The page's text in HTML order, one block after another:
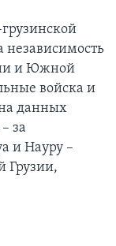
независимость
и Южной
войска и
данных
за
и Науру –
Грузии,